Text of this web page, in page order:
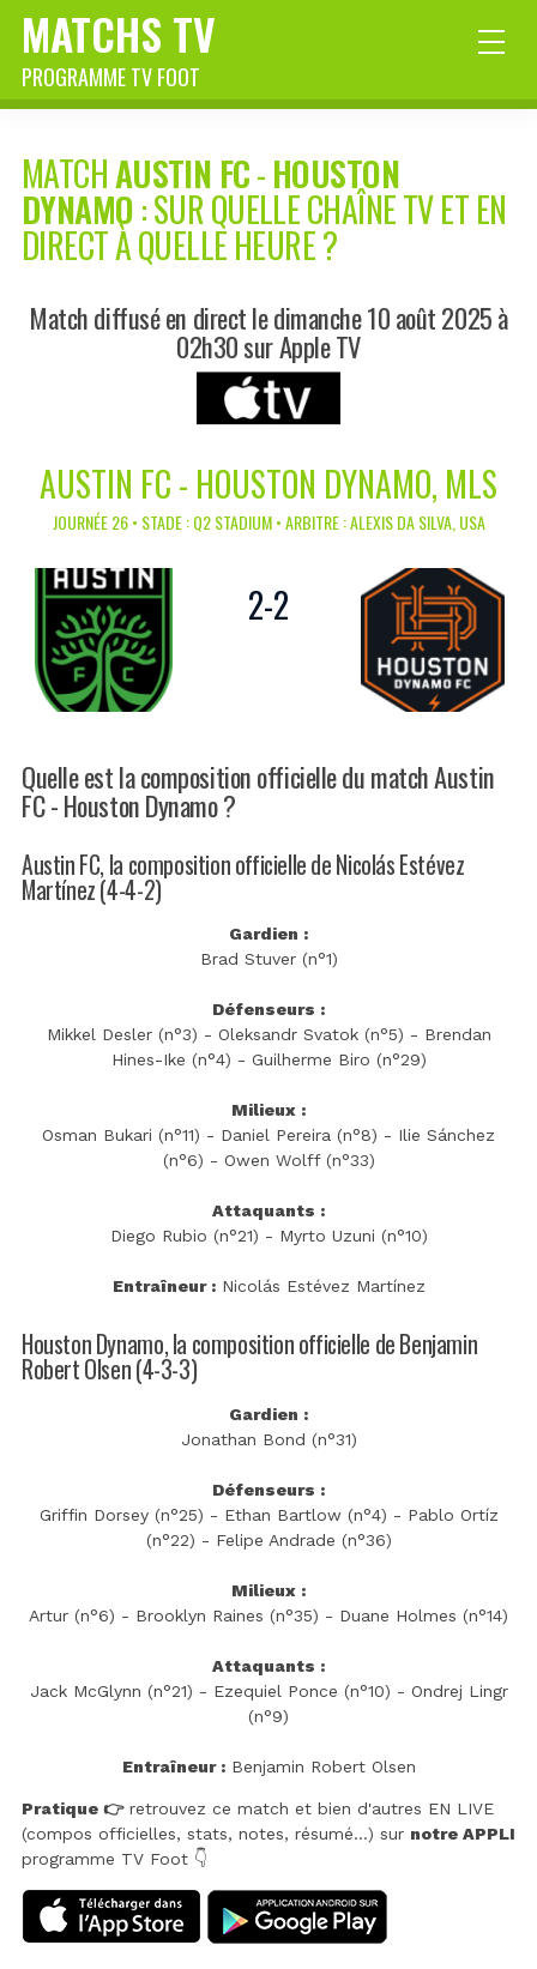
MATCHS TV
PROGRAMME TV FOOT
MATCHAUSTIN FC-HOUSTON
DYNAMO: SUR QUELLE CHAÎNE TV ET EN
DIRECT À QUELLE HEURE ?
Match diffusé en direct le dimanche 10 août 2025 à
02h30 sur Apple TV
AUSTIN FC - HOUSTON DYNAMO, MLS
JOURNÉE 26 • STADE : Q2 STADIUM • ARBITRE : ALEXIS DA SILVA, USA
2-2
Quelle est la composition officielle du match Austin
FC - Houston Dynamo ?
Austin FC, la composition officielle de Nicolás Estévez
Martínez (4-4-2)
Gardien :
Brad Stuver (n°1)
Défenseurs :
Mikkel Desler (n°3) - Oleksandr Svatok (n°5) - Brendan
Hines-Ike (n°4) - Guilherme Biro (n°29)
Milieux :
Osman Bukari (n°11) - Daniel Pereira (n°8) - Ilie Sánchez
(n°6) - Owen Wolff (n°33)
Attaquants :
Diego Rubio (n°21) - Myrto Uzuni (n°10)
Entraîneur :Nicolás Estévez Martínez
Houston Dynamo, la composition officielle de Benjamin
Robert Olsen (4-3-3)
Gardien :
Jonathan Bond (n°31)
Défenseurs :
Griffin Dorsey (n°25) - Ethan Bartlow (n°4) - Pablo Ortíz
(n°22) - Felipe Andrade (n°36)
Milieux :
Artur (n°6) - Brooklyn Raines (n°35) - Duane Holmes (n°14)
Attaquants :
Jack McGlynn (n°21) - Ezequiel Ponce (n°10) - Ondrej Lingr
(n°9)
Entraîneur :Benjamin Robert Olsen
Pratique 👉retrouvez ce match et bien d'autres EN LIVE
(compos officielles, stats, notes, résumé...) sur notre APPLI
programme TV Foot 👇